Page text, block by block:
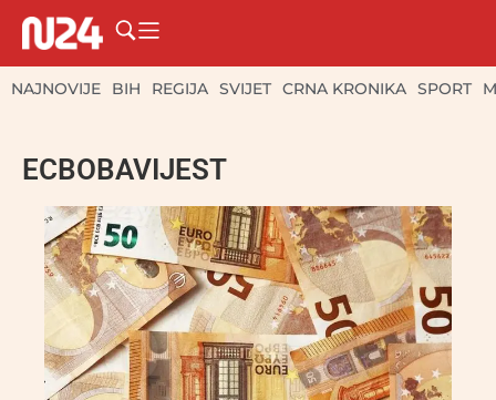
NAJNOVIJE BIH REGIJA SVIJET CRNA KRONIKA SPORT
ECBOBAVIJEST